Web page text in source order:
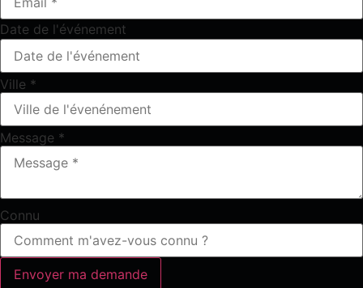
Date de l'événement
Ville *
Message *
Connu